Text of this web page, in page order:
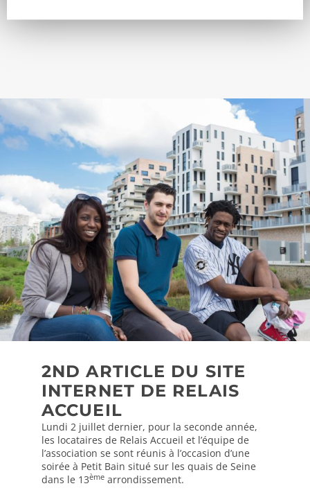
2ND ARTICLE DU SITE
INTERNET DE RELAIS
ACCUEIL
Lundi 2 juillet dernier, pour la seconde année,
les locataires de Relais Accueil et l’équipe de
l’association se sont réunis à l’occasion d’une
soirée à Petit Bain situé sur les quais de Seine
dans le 13ème arrondissement.